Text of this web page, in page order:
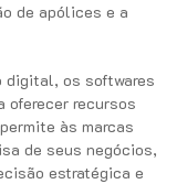
de apólices e a
digital, os softwares
oferecer recursos
às marcas
de seus negócios,
estratégica e